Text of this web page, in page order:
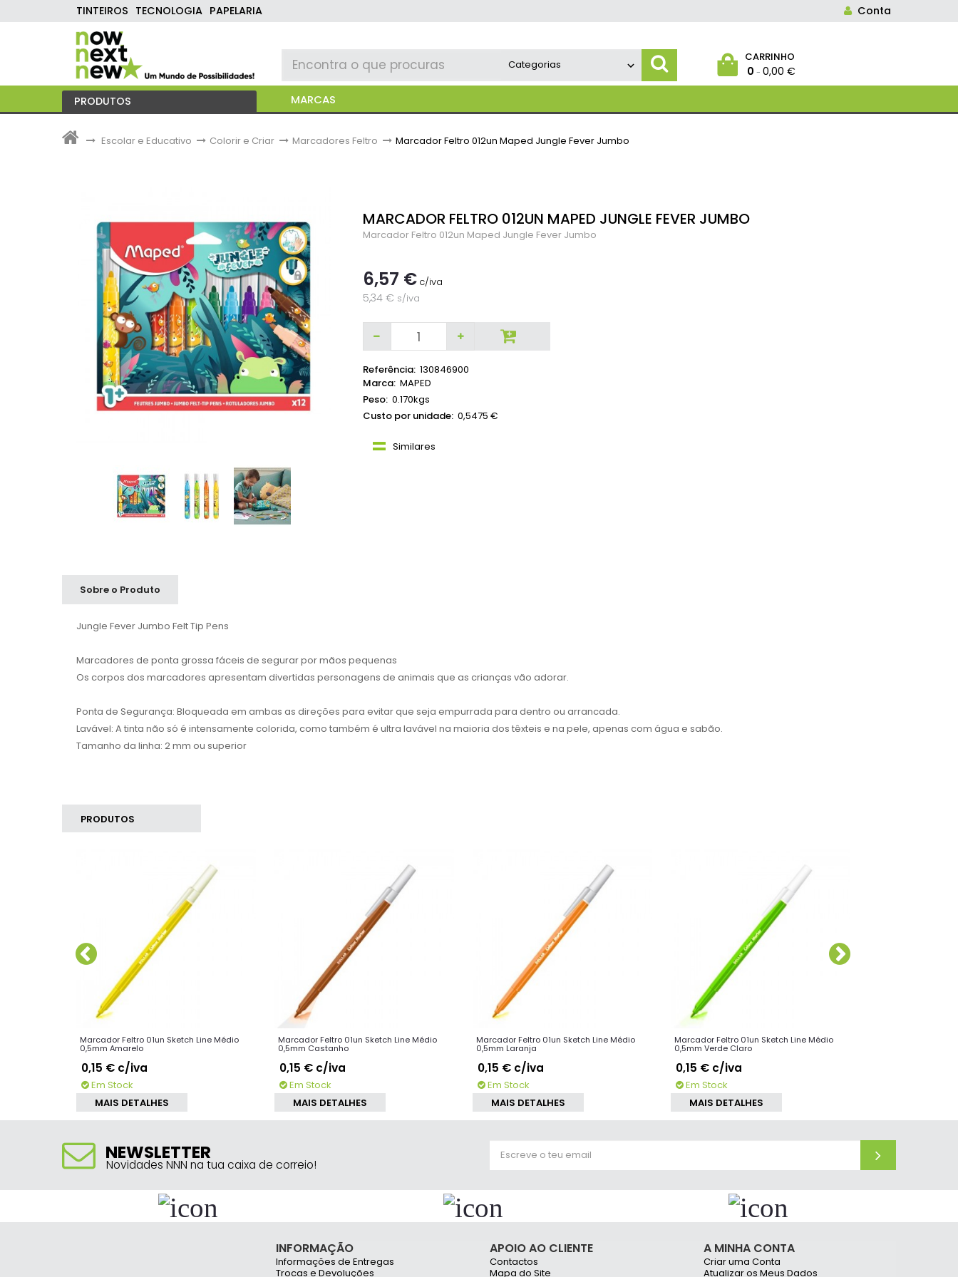
TINTEIROS TECNOLOGIA PAPELARIA Conta
CARRINHO
0 - 0,00 €
PRODUTOS MARCAS
> Escolar e Educativo > Colorir e Criar > Marcadores Feltro > Marcador Feltro 012un Maped Jungle Fever Jumbo
MARCADOR FELTRO 012UN MAPED JUNGLE FEVER JUMBO
Marcador Feltro 012un Maped Jungle Fever Jumbo
6,57 € c/iva
5,34 € s/iva
Referência: 130846900
Marca: MAPED
Peso: 0.170kgs
Custo por unidade: 0,5475 €
Similares
Sobre o Produto
Jungle Fever Jumbo Felt Tip Pens
Marcadores de ponta grossa fáceis de segurar por mãos pequenas
Os corpos dos marcadores apresentam divertidas personagens de animais que as crianças vão adorar.
Ponta de Segurança: Bloqueada em ambas as direções para evitar que seja empurrada para dentro ou arrancada.
Lavável: A tinta não só é intensamente colorida, como também é ultra lavável na maioria dos têxteis e na pele, apenas com água e sabão.
Tamanho da linha: 2 mm ou superior
PRODUTOS
Marcador Feltro 01un Sketch Line Médio
0,5mm Amarelo
0,15 € c/iva
Em Stock
MAIS DETALHES
Marcador Feltro 01un Sketch Line Médio
0,5mm Castanho
0,15 € c/iva
Em Stock
MAIS DETALHES
Marcador Feltro 01un Sketch Line Médio
0,5mm Laranja
0,15 € c/iva
Em Stock
MAIS DETALHES
Marcador Feltro 01un Sketch Line Médio
0,5mm Verde Claro
0,15 € c/iva
Em Stock
MAIS DETALHES
NEWSLETTER
Novidades NNN na tua caixa de correio!
INFORMAÇÃO
Informações de Entregas
Trocas e Devoluções
APOIO AO CLIENTE
Contactos
Mapa do Site
A MINHA CONTA
Criar uma Conta
Atualizar os Meus Dados